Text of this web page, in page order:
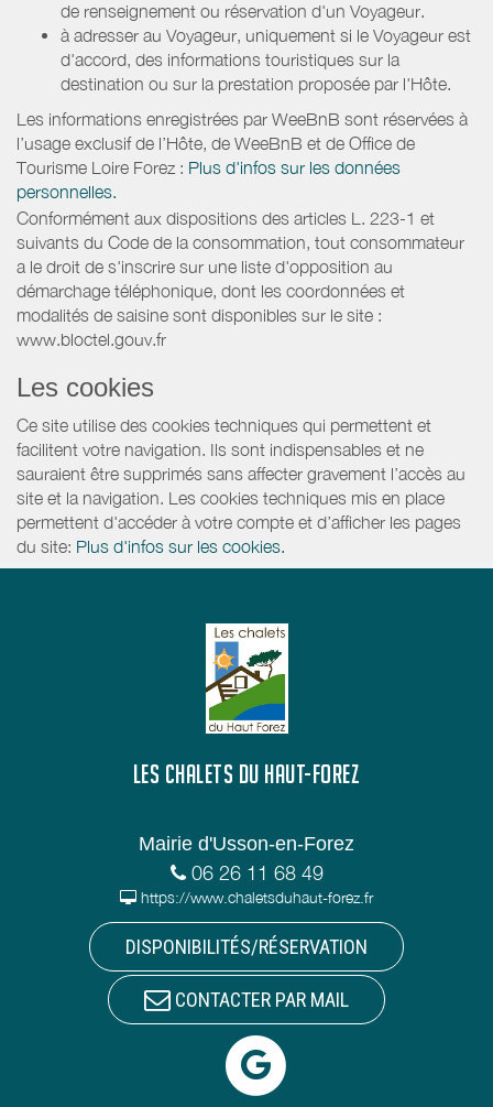
de renseignement ou réservation d'un Voyageur.
à adresser au Voyageur, uniquement si le Voyageur est
d'accord, des informations touristiques sur la
destination ou sur la prestation proposée par l'Hôte.
Les informations enregistrées par WeeBnB sont réservées à
l’usage exclusif de l’Hôte, de WeeBnB et de Office de
Tourisme Loire Forez : Plus d'infos sur les données
personnelles.
Conformément aux dispositions des articles L. 223-1 et
suivants du Code de la consommation, tout consommateur
a le droit de s'inscrire sur une liste d'opposition au
démarchage téléphonique, dont les coordonnées et
modalités de saisine sont disponibles sur le site :
www.bloctel.gouv.fr
Les cookies
Ce site utilise des cookies techniques qui permettent et
facilitent votre navigation. Ils sont indispensables et ne
sauraient être supprimés sans affecter gravement l’accès au
site et la navigation. Les cookies techniques mis en place
permettent d'accéder à votre compte et d’afficher les pages
du site: Plus d'infos sur les cookies.
LES CHALETS DU HAUT-FOREZ
Mairie d'Usson-en-Forez
06 26 11 68 49
https://www.chaletsduhaut-forez.fr
DISPONIBILITÉS/RÉSERVATION
CONTACTER PAR MAIL